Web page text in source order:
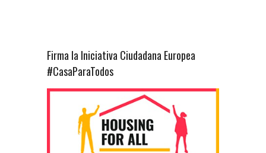
Firma la Iniciativa Ciudadana Europea
#CasaParaTodos